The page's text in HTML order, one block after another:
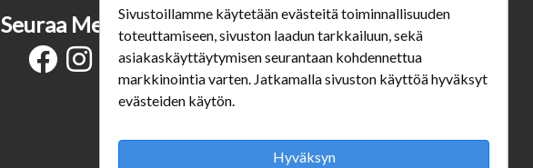
Verkkokauppa
#Yhteiskuntavastuu
#porvoonsithlord
Mannerheiminkatu 10 Aukioloajat:
Seuraa MeitäSivustoillamme käytetään evästeitä toiminnallisuuden
toteuttamiseen, sivuston laadun tarkkailuun, sekä
asiakaskäyttäytymisen seurantaan kohdennettua
markkinointia varten. Jatkamalla sivuston käyttöä hyväksyt
evästeiden käytön.
Hyväksyn